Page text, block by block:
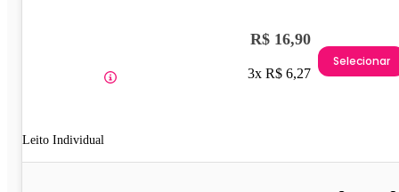
Leito Individual
R$ 16,90
3x R$ 6,27
Selecionar